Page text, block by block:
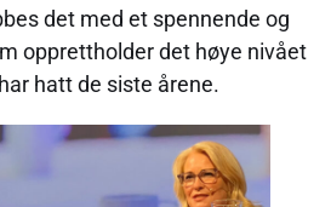
det med et spennende og
opprettholder det høye nivået
hatt de siste årene.